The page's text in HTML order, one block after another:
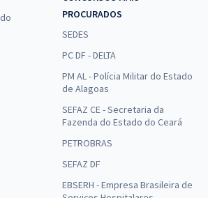
PROCURADOS
SEDES
PC DF - DELTA
PM AL - Polícia Militar do Estado
de Alagoas
SEFAZ CE - Secretaria da
Fazenda do Estado do Ceará
PETROBRAS
SEFAZ DF
EBSERH - Empresa Brasileira de